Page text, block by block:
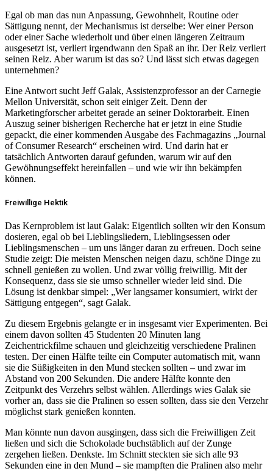
Egal ob man das nun Anpassung, Gewohnheit, Routine oder
Sättigung nennt, der Mechanismus ist derselbe: Wer einer Person
oder einer Sache wiederholt und über einen längeren Zeitraum
ausgesetzt ist, verliert irgendwann den Spaß an ihr. Der Reiz verliert
seinen Reiz. Aber warum ist das so? Und lässt sich etwas dagegen
unternehmen?
Eine Antwort sucht Jeff Galak, Assistenzprofessor an der Carnegie
Mellon Universität, schon seit einiger Zeit. Denn der
Marketingforscher arbeitet gerade an seiner Doktorarbeit. Einen
Auszug seiner bisherigen Recherche hat er jetzt in eine Studie
gepackt, die einer kommenden Ausgabe des Fachmagazins „Journal
of Consumer Research“ erscheinen wird. Und darin hat er
tatsächlich Antworten darauf gefunden, warum wir auf den
Gewöhnungseffekt hereinfallen – und wie wir ihn bekämpfen
können.
Freiwillige Hektik
Das Kernproblem ist laut Galak: Eigentlich sollten wir den Konsum
dosieren, egal ob bei Lieblingsliedern, Lieblingsessen oder
Lieblingsmenschen – um uns länger daran zu erfreuen. Doch seine
Studie zeigt: Die meisten Menschen neigen dazu, schöne Dinge zu
schnell genießen zu wollen. Und zwar völlig freiwillig. Mit der
Konsequenz, dass sie sie umso schneller wieder leid sind. Die
Lösung ist denkbar simpel: „Wer langsamer konsumiert, wirkt der
Sättigung entgegen“, sagt Galak.
Zu diesem Ergebnis gelangte er in insgesamt vier Experimenten. Bei
einem davon sollten 45 Studenten 20 Minuten lang
Zeichentrickfilme schauen und gleichzeitig verschiedene Pralinen
testen. Der einen Hälfte teilte ein Computer automatisch mit, wann
sie die Süßigkeiten in den Mund stecken sollten – und zwar im
Abstand von 200 Sekunden. Die andere Hälfte konnte den
Zeitpunkt des Verzehrs selbst wählen. Allerdings wies Galak sie
vorher an, dass sie die Pralinen so essen sollten, dass sie den Verzehr
möglichst stark genießen konnten.
Man könnte nun davon ausgingen, dass sich die Freiwilligen Zeit
ließen und sich die Schokolade buchstäblich auf der Zunge
zergehen ließen. Denkste. Im Schnitt steckten sie sich alle 93
Sekunden eine in den Mund – sie mampften die Pralinen also mehr